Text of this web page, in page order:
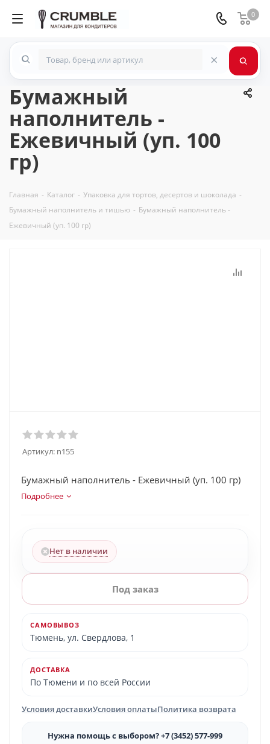
0
×
Бумажный
наполнитель -
Ежевичный (уп. 100
гр)
Главная - Каталог - Упаковка для тортов, десертов и шоколада -
Бумажный наполнитель и тишью - Бумажный наполнитель -
Ежевичный (уп. 100 гр)
Артикул: n155
Бумажный наполнитель - Ежевичный (уп. 100 гр)
Подробнее
Нет в наличии
Под заказ
САМОВЫВОЗ
Тюмень, ул. Свердлова, 1
ДОСТАВКА
По Тюмени и по всей России
Условия доставкиУсловия оплатыПолитика возврата
Нужна помощь с выбором? +7 (3452) 577-999